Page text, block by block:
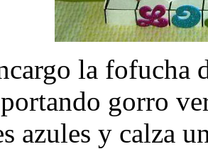
la
gorro
azules y calza